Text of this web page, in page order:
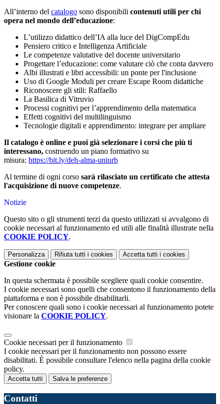
All’interno del catalogo sono disponibili contenuti utili per chi
opera nel mondo dell’educazione:
L’utilizzo didattico dell’IA alla luce del DigCompEdu
Pensiero critico e Intelligenza Artificiale
Le competenze valutative del docente universitario
Progettare l’educazione: come valutare ciò che conta davvero
Albi illustrati e libri accessibili: un ponte per l'inclusione
Uso di Google Moduli per creare Escape Room didattiche
Riconoscere gli stili: Raffaello
La Basilica di Vitruvio
Processi cognitivi per l’apprendimento della matematica
Effetti cognitivi del multilinguismo
Tecnologie digitali e apprendimento: integrare per ampliare
Il catalogo è online e puoi già selezionare i corsi che più ti
interessano, costruendo un piano formativo su
misura: https://bit.ly/deh-alma-uniurb
Al termine di ogni corso sarà rilasciato un certificato che attesta
l'acquisizione di nuove competenze.
Notizie
Questo sito o gli strumenti terzi da questo utilizzati si avvalgono di
cookie necessari al funzionamento ed utili alle finalità illustrate nella
COOKIE POLICY.
Personalizza Rifiuta tutti i cookies Accetta tutti i cookies
Gestione cookie
In questa schermata è possibile scegliere quali cookie consentire.
I cookie necessari sono quelli che consentono il funzionamento della
piattaforma e non è possibile disabilitarli.
Per conoscere quali sono i cookie necessari al funzionamento potete
visionare la COOKIE POLICY.
Cookie necessari per il funzionamento
I cookie necessari per il funzionamento non possono essere
disabilitati. È possibile consultare l'elenco nella pagina della cookie
policy.
Accetta tutti Salva le preferenze
Contatti